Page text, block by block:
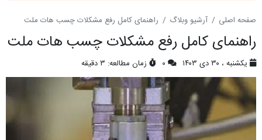
صفحه اصلی آرشیو وبلاگ راهنمای کامل رفع مشکلات چسب هات ملت
راهنمای کامل رفع مشکلات چسب هات ملت
یکشنبه ، ۳۰ دی ۱۴۰۳ زمان مطالعه: ۳ دقیقه